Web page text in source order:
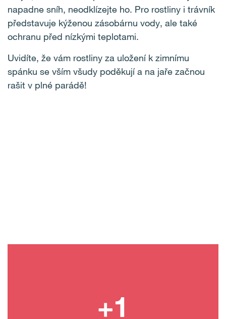
napadne sníh, neodklízejte ho. Pro rostliny i trávník
představuje kýženou zásobárnu vody, ale také
ochranu před nízkými teplotami.
Uvidíte, že vám rostliny za uložení k zimnímu
spánku se vším všudy poděkují a na jaře začnou
rašit v plné parádě!